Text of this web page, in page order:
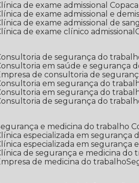
Clínica de exame admissional
Clínica de exame admissional e
Clínica de exame admissional de
Clínica de exame clínico admissional
Consultoria de segurança do
Consultoria em saúde e segurança
Empresa de consultoria de
Consultoria em segurança do
Consultoria em segurança do
Consultoria de segurança do
Segurança e medicina do trabalho
Clínica especializada em segurança
Clínica especializada em
Clínica de segurança e medicina do
Empresa de medicina do trabalho